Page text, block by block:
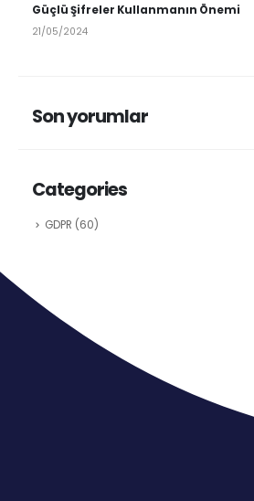
Güçlü Şifreler Kullanmanın Önemi
21/05/2024
Son yorumlar
Categories
GDPR (60)